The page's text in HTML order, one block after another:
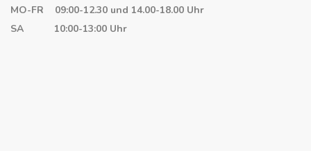
MO-FR 09:00-12.30 und 14.00-18.00 Uhr
SA 10:00-13:00 Uhr